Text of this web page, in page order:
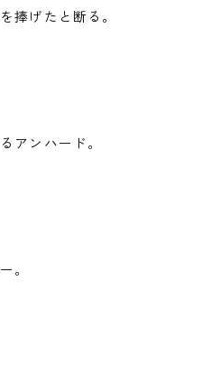
捧げたと断る。
アンハード。
。